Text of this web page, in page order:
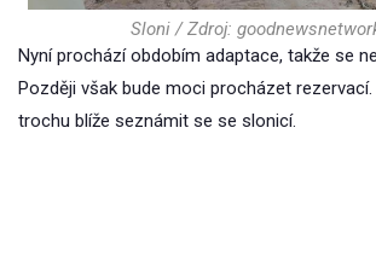
Sloni / Zdroj:
Nyní prochází obdobím adaptace, takže se
Později však bude moci procházet
trochu blíže seznámit se se slonicí.